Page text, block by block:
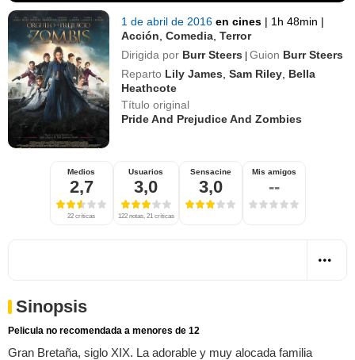
1 de abril de 2016en cines | 1h 48min |
Acción ,Comedia ,Terror
Dirigida por Burr Steers | Guion Burr Steers
Reparto Lily James ,Sam Riley Bella
Heathcote
Título original
Pride And Prejudice And Zombies
Medios
2,7
22 críticas
Usuarios
3,0
122 notas, 21 críticas
Sensacine
3,0
Mis amigos
--
Sinopsis
Pelicula no recomendada a menores de 12
Gran Bretaña, siglo XIX. La adorable y muy alocada familia